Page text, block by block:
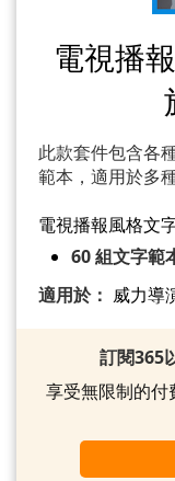
電視播
此款套件包含各
範本，適用於多
電視播報風格文
60 組文字範
適用於： 威力導
訂閱365
享受無限制的付